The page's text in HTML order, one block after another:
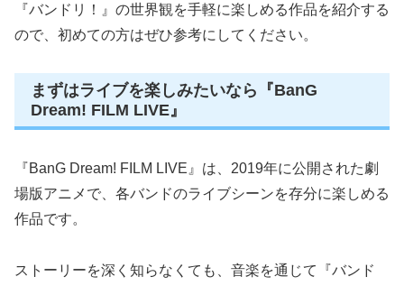
『バンドリ！』の世界観を手軽に楽しめる作品を紹介する
ので、初めての方はぜひ参考にしてください。
まずはライブを楽しみたいなら『BanG
Dream! FILM LIVE』
『BanG Dream! FILM LIVE』は、2019年に公開された劇
場版アニメで、各バンドのライブシーンを存分に楽しめる
作品です。
ストーリーを深く知らなくても、音楽を通じて『バンド